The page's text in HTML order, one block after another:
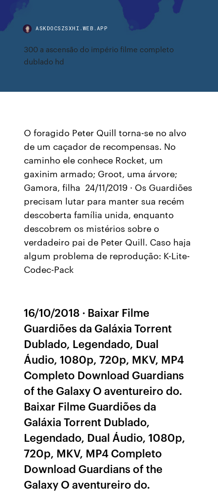
ASKDOCSZSXHI.WEB.APP
300 a ascensão do império filme completo
dublado hd
O foragido Peter Quill torna-se no alvo
de um caçador de recompensas. No
caminho ele conhece Rocket, um
gaxinim armado; Groot, uma árvore;
Gamora, filha 24/11/2019 · Os Guardiões
precisam lutar para manter sua recém
descoberta família unida, enquanto
descobrem os mistérios sobre o
verdadeiro pai de Peter Quill. Caso haja
algum problema de reprodução: K-Lite-
Codec-Pack
16/10/2018 · Baixar Filme
Guardiões da Galáxia Torrent
Dublado, Legendado, Dual
Áudio, 1080p, 720p, MKV, MP4
Completo Download Guardians
of the Galaxy O aventureiro do.
Baixar Filme Guardiões da
Galáxia Torrent Dublado,
Legendado, Dual Áudio, 1080p,
720p, MKV, MP4 Completo
Download Guardians of the
Galaxy O aventureiro do.